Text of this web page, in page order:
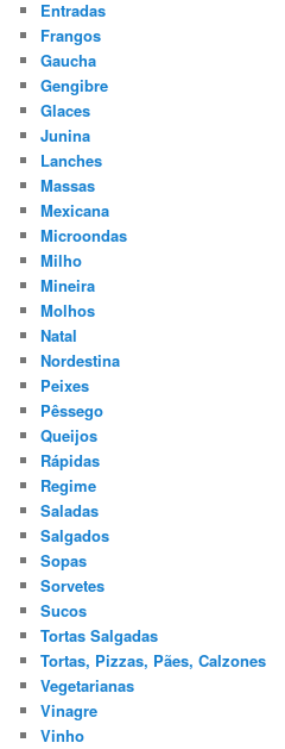
Entradas
Frangos
Gaucha
Gengibre
Glaces
Junina
Lanches
Massas
Mexicana
Microondas
Milho
Mineira
Molhos
Natal
Nordestina
Peixes
Pêssego
Queijos
Rápidas
Regime
Saladas
Salgados
Sopas
Sorvetes
Sucos
Tortas Salgadas
Tortas, Pizzas, Pães, Calzones
Vegetarianas
Vinagre
Vinho